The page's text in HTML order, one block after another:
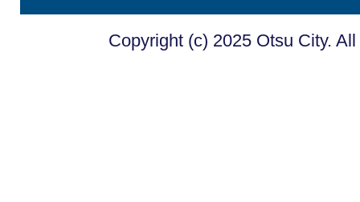
Copyright (c) 2025 Otsu City.